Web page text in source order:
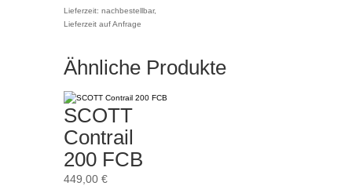
Lieferzeit: nachbestellbar,
Lieferzeit auf Anfrage
Ähnliche Produkte
SCOTT
Contrail
200 FCB
449,00 €